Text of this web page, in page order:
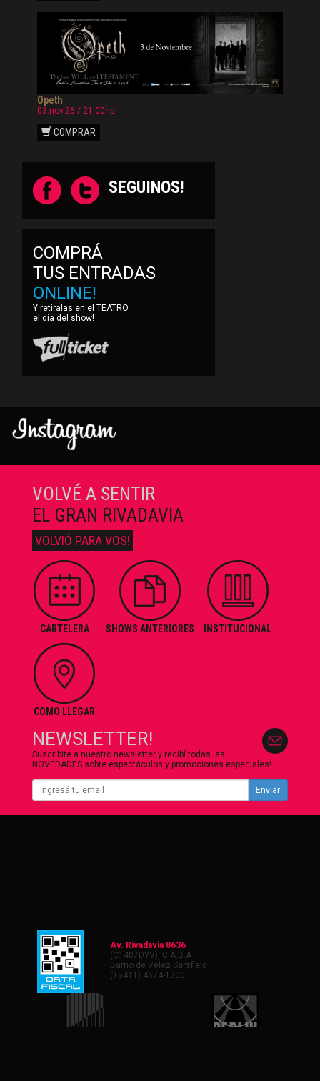
Opeth
03.nov.26 / 21.00hs
COMPRAR
SEGUINOS!
COMPRÁ
TUS ENTRADAS
ONLINE!
Y retiralas en el TEATRO
el día del show!
VOLVÉ A SENTIR
EL GRAN RIVADAVIA
VOLVIÓ PARA VOS!
CARTELERA SHOWS ANTERIORES INSTITUCIONAL
COMO LLEGAR
NEWSLETTER!
Suscribite a nuestro newsletter y recibí todas las
NOVEDADES sobre espectáculos y promociones especiales!
Enviar
Av. Rivadavia 8636
(C1407DYV), C.A.B.A.
Barrio de Velez Sarsfield
(+5411) 4674-1300